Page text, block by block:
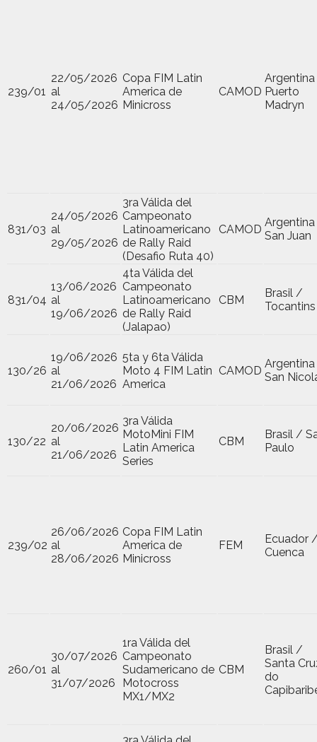
239/01
22/05/2026
al
24/05/2026
Copa FIM Latin
America de
Minicross
CAMOD Puerto
Madryn
831/03
24/05/2026
al
29/05/2026
3ra Válida del
Campeonato
Latinoamericano
de Rally Raid
(Desafio Ruta 40)
CAMOD San Juan
831/04
13/06/2026
al
19/06/2026
4ta Válida del
Campeonato
Latinoamericano
de Rally Raid
(Jalapao)
CBM
Brasil /
Tocantins
130/26
19/06/2026
al
21/06/2026
5ta y 6ta Válida
Moto 4 FIM Latin
America
CAMOD San
130/22
20/06/2026
al
21/06/2026
3ra Válida
MotoMini FIM
Latin America
Series
CBM
Brasil /
Paulo
239/02
26/06/2026
al
28/06/2026
Copa FIM Latin
America de
Minicross
FEM
Ecuador
Cuenca
260/01
30/07/2026
al
31/07/2026
1ra Válida del
Campeonato
Sudamericano de
Motocross
MX1/MX2
CBM
Brasil /
Santa
do